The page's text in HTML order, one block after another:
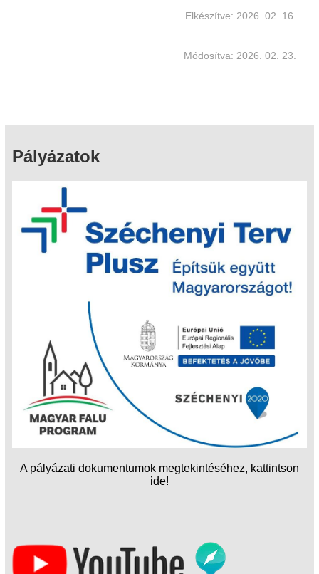
Elkészítve: 2026. 02. 16.
Módosítva: 2026. 02. 23.
Pályázatok
A pályázati dokumentumok megtekintéséhez, kattintson
ide!